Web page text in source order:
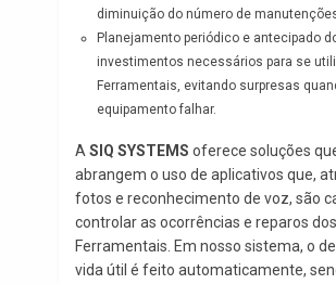
diminuição do número de
Planejamento periódico e antecipado
investimentos necessários para se
Ferramentais, evitando surpresas
equipamento falhar.
ASIQ SYSTEMS oferece soluções
abrangem o uso de aplicativos que,
fotos e reconhecimento de voz, são
controlar as ocorrências e reparos dos
Ferramentais. Em nosso sistema, o
vida útil é feito automaticamente,